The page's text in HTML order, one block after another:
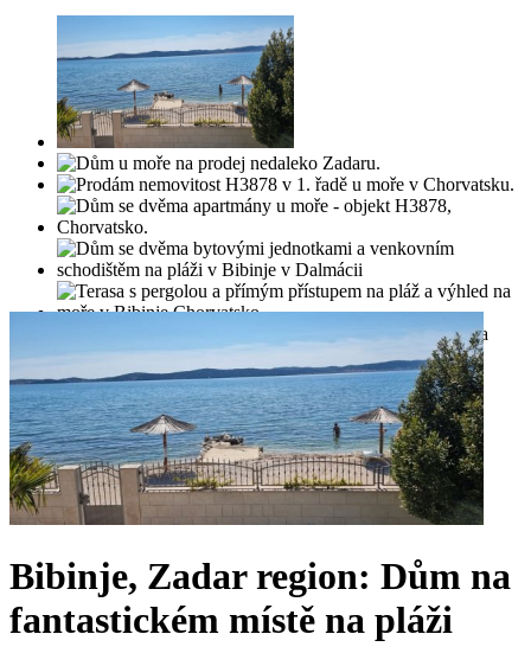
Bibinje, Zadar region: Dům na
fantastickém místě na pláži